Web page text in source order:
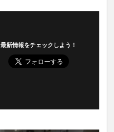
最新情報をチェックしよう！